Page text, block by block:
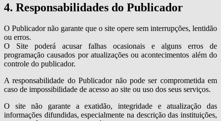
4. Responsabilidades do Publicador
O Publicador não garante que o site opere sem interrupções, lentidão
ou erros.
O Site poderá acusar falhas ocasionais e alguns erros de
programação causados por atualizações ou acontecimentos além do
controle do publicador.
A responsabilidade do Publicador não pode ser comprometida em
caso de impossibilidade de acesso ao site ou uso dos seus serviços.
O site não garante a exatidão, integridade e atualização das
informações difundidas, especialmente na descrição das instituições,